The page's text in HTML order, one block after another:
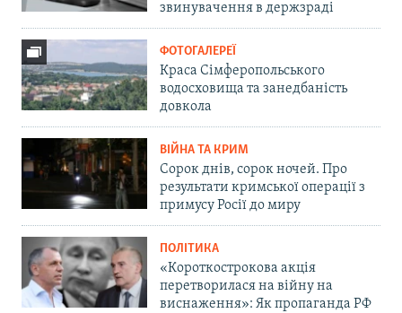
звинувачення в держзраді
ФОТОГАЛЕРЕЇ
Краса Сімферопольського
водосховища та занедбаність
довкола
ВІЙНА ТА КРИМ
Сорок днів, сорок ночей. Про
результати кримської операції з
примусу Росії до миру
ПОЛІТИКА
«Короткострокова акція
перетворилася на війну на
виснаження»: Як пропаганда РФ